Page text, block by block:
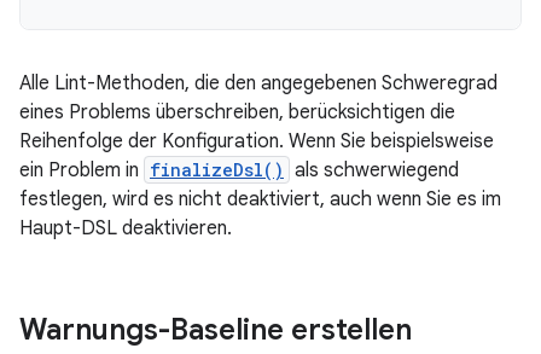
Alle Lint-Methoden, die den angegebenen Schweregrad
eines Problems überschreiben, berücksichtigen die
Reihenfolge der Konfiguration. Wenn Sie beispielsweise
ein Problem in finalizeDsl() als schwerwiegend
festlegen, wird es nicht deaktiviert, auch wenn Sie es im
Haupt-DSL deaktivieren.
Warnungs-Baseline erstellen